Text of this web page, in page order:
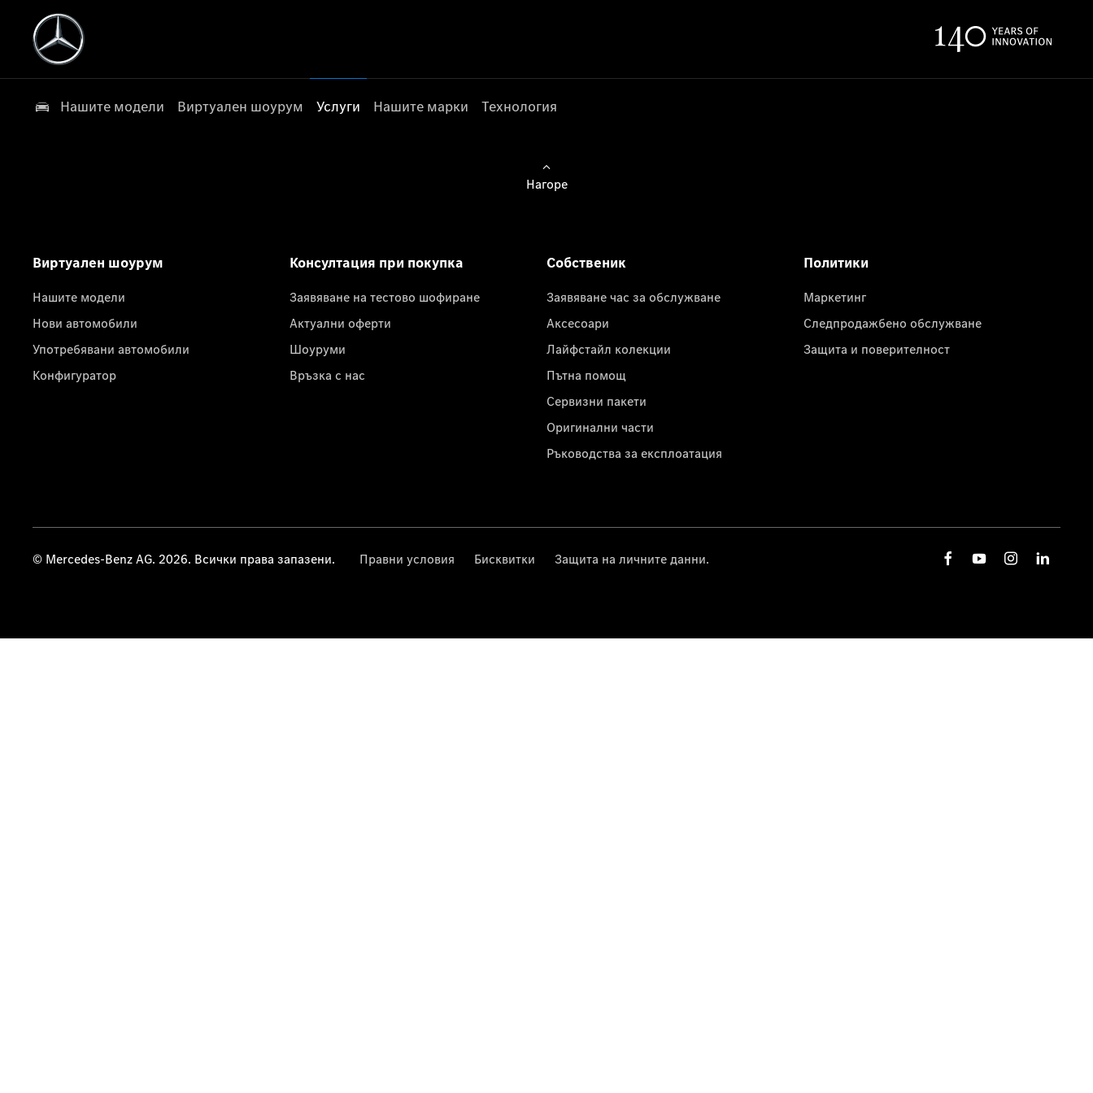
Нашите модели Виртуален шоурум Услуги Нашите марки Технология
Нагоре
Виртуален шоурум
Нашите модели
Нови автомобили
Употребявани автомобили
Конфигуратор
Консултация при покупка
Заявяване на тестово шофиране
Актуални оферти
Шоуруми
Връзка с нас
Собственик
Заявяване час за обслужване
Аксесоари
Лайфстайл колекции
Пътна помощ
Сервизни пакети
Оригинални части
Ръководства за експлоатация
Политики
Маркетинг
Следпродажбено обслужване
Защита и поверителност
© Mercedes-Benz AG. 2026. Всички права запазени. Правни условия Бисквитки Защита на личните данни.